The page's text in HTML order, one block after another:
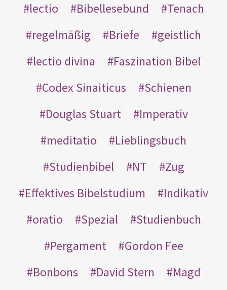
lectio
Bibellesebund
Tenach
regelmäßig
Briefe
geistlich
lectio divina
Faszination Bibel
Codex Sinaiticus
Schienen
Douglas Stuart
Imperativ
meditatio
Lieblingsbuch
Studienbibel
NT
Zug
Effektives Bibelstudium
Indikativ
oratio
Spezial
Studienbuch
Pergament
Gordon Fee
Bonbons
David Stern
Magd